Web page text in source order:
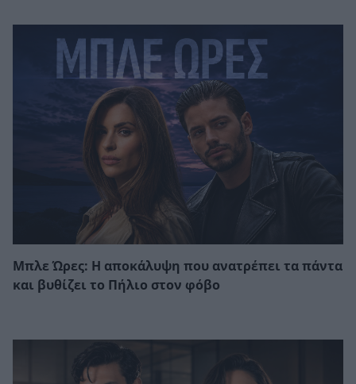
Μπλε Ώρες: Η αποκάλυψη που ανατρέπει τα πάντα
και βυθίζει το Πήλιο στον φόβο